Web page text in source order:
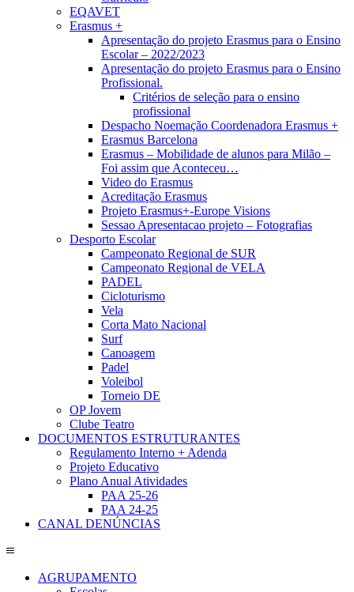
EQAVET
Erasmus +
Apresentação do projeto Erasmus para o Ensino
Escolar – 2022/2023
Apresentação do projeto Erasmus para o Ensino
Profissional.
Critérios de seleção para o ensino
profissional
Despacho Noemação Coordenadora Erasmus +
Erasmus Barcelona
Erasmus – Mobilidade de alunos para Milão –
Foi assim que Aconteceu…
Video do Erasmus
Acreditação Erasmus
Projeto Erasmus+-Europe Visions
Sessao Apresentacao projeto – Fotografias
Desporto Escolar
Campeonato Regional de SUR
Campeonato Regional de VELA
PADEL
Cicloturismo
Vela
Corta Mato Nacional
Surf
Canoagem
Padel
Voleibol
Torneio DE
OP Jovem
Clube Teatro
DOCUMENTOS ESTRUTURANTES
Regulamento Interno + Adenda
Projeto Educativo
Plano Anual Atividades
PAA 25-26
PAA 24-25
CANAL DENÚNCIAS
AGRUPAMENTO